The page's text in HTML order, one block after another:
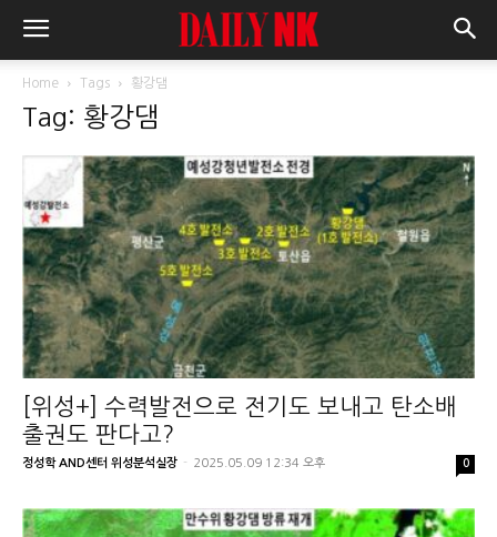
Home Tags 황강댐
Tag: 황강댐
[위성+] 수력발전으로 전기도 보내고 탄소배
출권도 판다고?
정성학 AND센터 위성분석실장 - 2025.05.09 12:34 오후 0